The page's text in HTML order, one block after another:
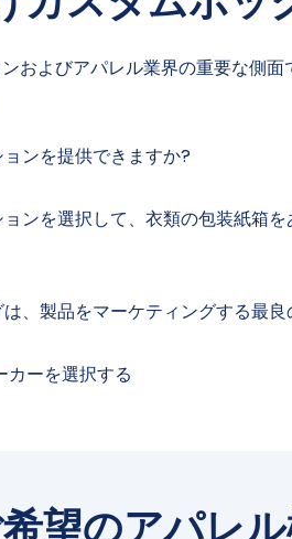
およびアパレル業界の重要な側面
ンを提供できますか?
ンを選択して、衣類の包装紙箱を
、製品をマーケティングする最良
カーを選択する
望のアパレ